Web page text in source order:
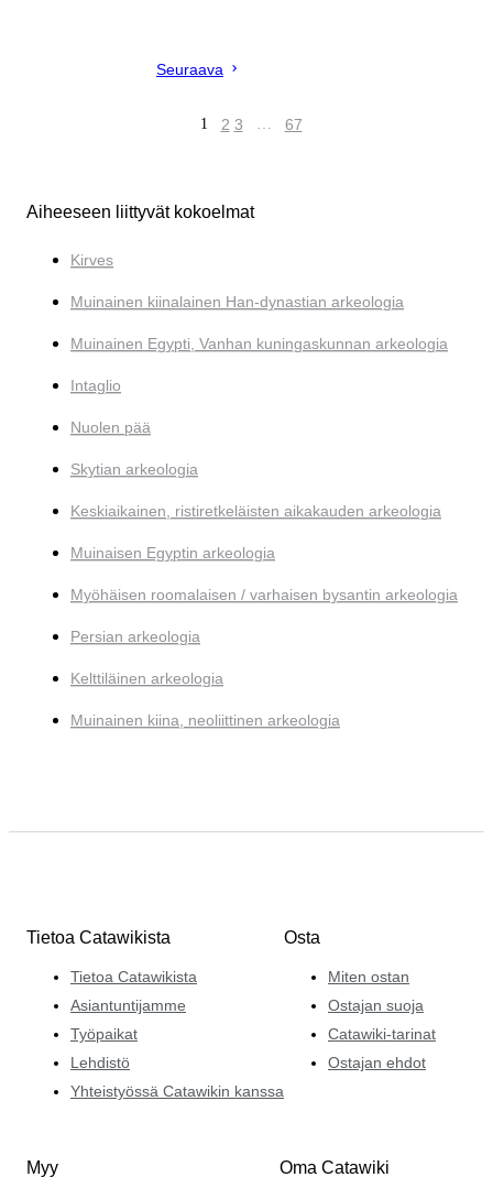
Seuraava
1 2 3 … 67
Aiheeseen liittyvät kokoelmat
Kirves
Muinainen kiinalainen Han-dynastian arkeologia
Muinainen Egypti, Vanhan kuningaskunnan arkeologia
Intaglio
Nuolen pää
Skytian arkeologia
Keskiaikainen, ristiretkeläisten aikakauden arkeologia
Muinaisen Egyptin arkeologia
Myöhäisen roomalaisen / varhaisen bysantin arkeologia
Persian arkeologia
Kelttiläinen arkeologia
Muinainen kiina, neoliittinen arkeologia
Tietoa Catawikista
Tietoa Catawikista
Asiantuntijamme
Työpaikat
Lehdistö
Yhteistyössä Catawikin kanssa
Osta
Miten ostan
Ostajan suoja
Catawiki-tarinat
Ostajan ehdot
Myy Oma Catawiki